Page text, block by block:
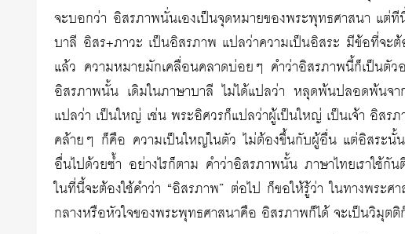
จะบอกว่า อิสรภาพนั่นเองเป็นจุดหมายของพระพุทธศาสนา แ
บาลี อิสร+ภาวะ เป็นอิสรภาพ แปลว่าความเป็นอิสระ มีข้อที่จะ
แล้ว ความหมายมักเคลื่อนคลาดบ่อยๆ คำว่าอิสรภาพนี้ก็เป็นตัว
อิสรภาพนั้น เดิมในภาษาบาลี ไม่ได้แปลว่า หลุดพ้นปลอดพ้นจ
แปลว่า เป็นใหญ่ เช่น พระอิศวรก็แปลว่าผู้เป็นใหญ่ เป็นเจ้า อิสร
คล้ายๆ ก็คือ ความเป็นใหญ่ในตัว ไม่ต้องขึ้นกับผู้อื่น แต่อิสระนั้
อื่นไปด้วยซ้ำ อย่างไรก็ตาม คำว่าอิสรภาพนั้น ภาษาไทยเราใช้กั
ในที่นี้จะต้องใช้คำว่า “อิสรภาพ” ต่อไป ก็ขอให้รู้ว่า ในทางพร
กลางหรือหัวใจของพระพุทธศาสนาคือ อิสรภาพก็ได้ จะเป็นวิมุตติ